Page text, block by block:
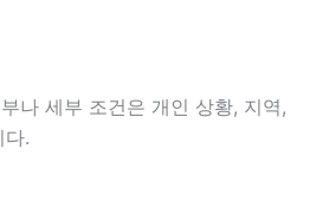
나 세부 조건은 개인 상황, 지역,
.